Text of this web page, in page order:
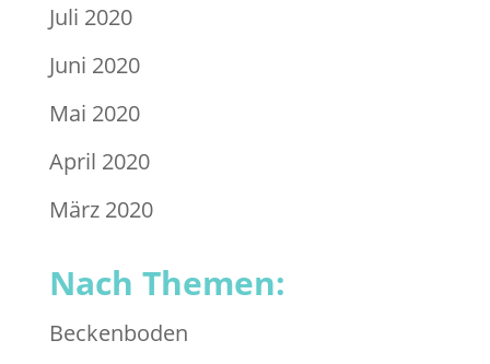
Juli 2020
Juni 2020
Mai 2020
April 2020
März 2020
Nach Themen:
Beckenboden